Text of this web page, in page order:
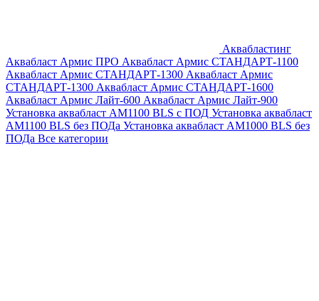
Аквабластинг
Аквабласт Армис ПРО Аквабласт Армис СТАНДАРТ-1100
Аквабласт Армис СТАНДАРТ-1300 Аквабласт Армис
СТАНДАРТ-1300 Аквабласт Армис СТАНДАРТ-1600
Аквабласт Армис Лайт-600 Аквабласт Армис Лайт-900
Установка аквабласт AM1100 BLS с ПОД Установка аквабласт
AM1100 BLS без ПОДа Установка аквабласт AM1000 BLS без
ПОДа Все категории